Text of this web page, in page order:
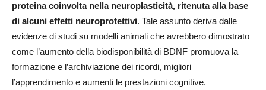
proteina coinvolta nella neuroplasticità, ritenuta alla base
di alcuni effetti neuroprotettivi. Tale assunto deriva dalle
evidenze di studi su modelli animali che avrebbero dimostrato
come l’aumento della biodisponibilità di BDNF promuova la
formazione e l’archiviazione dei ricordi, migliori
l’apprendimento e aumenti le prestazioni cognitive.